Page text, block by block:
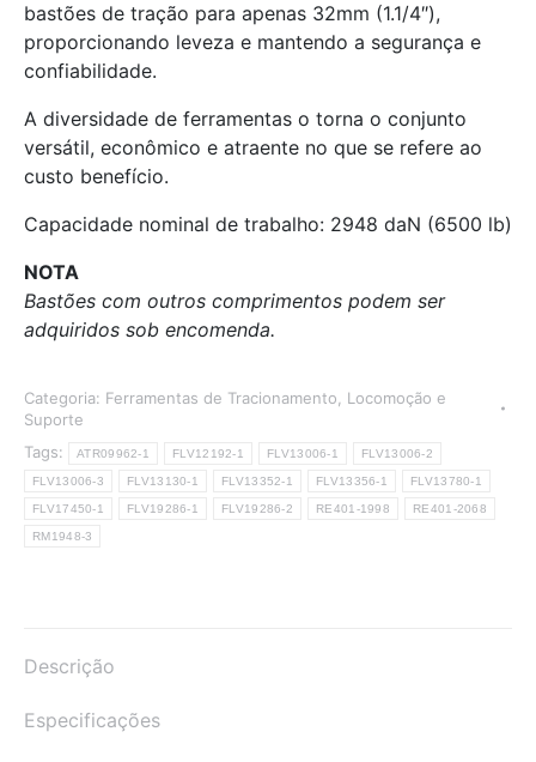
bastões de tração para apenas 32mm (1.1/4″),
proporcionando leveza e mantendo a segurança e
confiabilidade.
A diversidade de ferramentas o torna o conjunto
versátil, econômico e atraente no que se refere ao
custo benefício.
Capacidade nominal de trabalho: 2948 daN (6500 lb)
NOTA
Bastões com outros comprimentos podem ser
adquiridos sob encomenda.
Categoria: Ferramentas de Tracionamento, Locomoção e
Suporte
Tags:
ATR09962-1 FLV12192-1 FLV13006-1 FLV13006-2
FLV13006-3 FLV13130-1 FLV13352-1 FLV13356-1 FLV13780-1
FLV17450-1 FLV19286-1 FLV19286-2 RE401-1998 RE401-2068
RM1948-3
Descrição
Especificações